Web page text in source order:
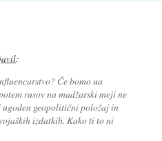
:
Če bomo ua
rusov na madžarski meji ne
geopolitični položaj in
izdatkih. Kako ti to ni